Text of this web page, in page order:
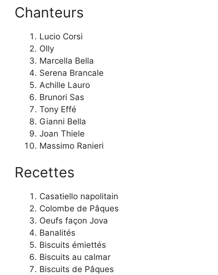
Chanteurs
Lucio Corsi
Olly
Marcella Bella
Serena Brancale
Achille Lauro
Brunori Sas
Tony Effé
Gianni Bella
Joan Thiele
Massimo Ranieri
Recettes
Casatiello napolitain
Colombe de Pâques
Oeufs façon Jova
Banalités
Biscuits émiettés
Biscuits au calmar
Biscuits de Pâques